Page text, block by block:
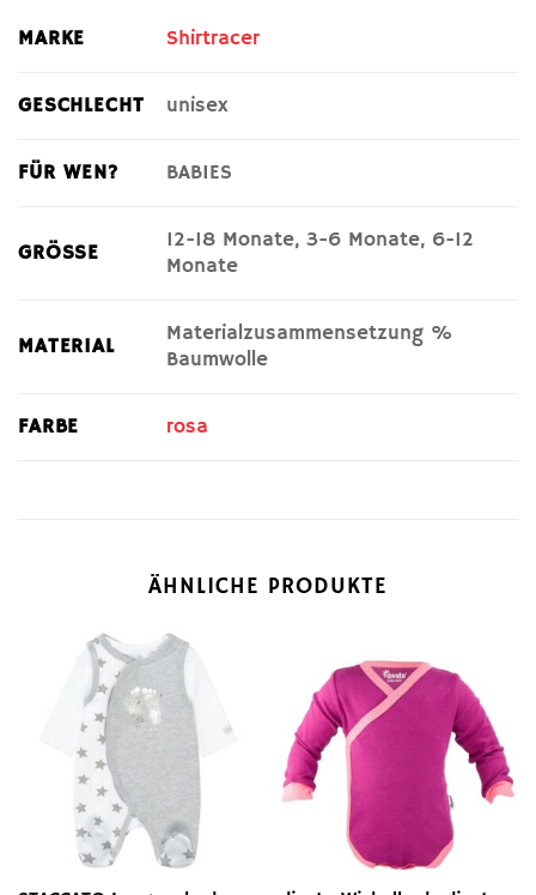
MARKE Shirtracer
GESCHLECHT unisex
FÜR WEN? BABIES
GRÖSSE
12-18 Monate, 3-6 Monate, 6-12
Monate
MATERIAL
Materialzusammensetzung %
Baumwolle
FARBE rosa
ÄHNLICHE PRODUKTE